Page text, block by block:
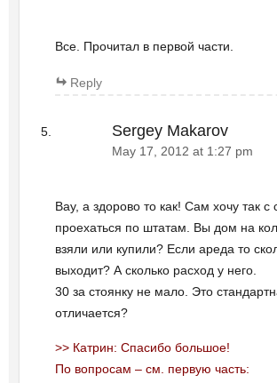
Все. Прочитал в первой части.
Reply
Sergey Makarov
May 17, 2012 at 1:27 pm
Вау, а здорово то как! Сам хочу так с
проехаться по штатам. Вы дом на
взяли или купили? Если ареда то
выходит? А сколько расход у него.
30 за стоянку не мало. Это
отличается?
>> Катрин: Спасибо большое!
По вопросам – см. первую часть: